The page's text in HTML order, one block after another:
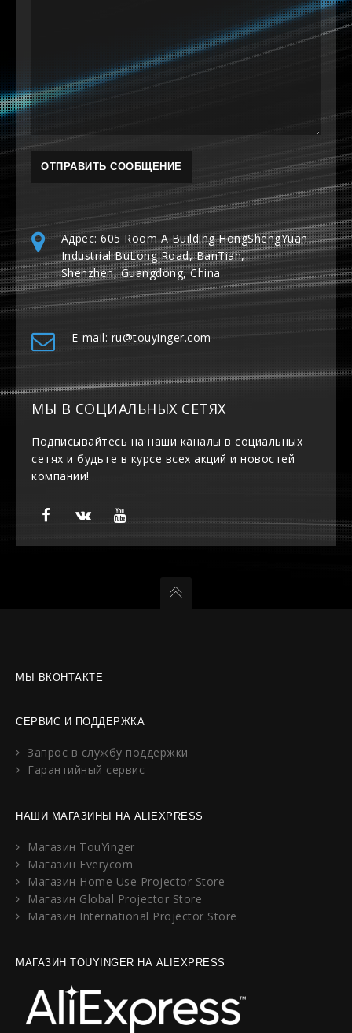
Адрес: 605 Room A Building HongShengYuan
Industrial BuLong Road, BanTian,
Shenzhen, Guangdong, China
E-mail: ru@touyinger.com
МЫ В СОЦИАЛЬНЫХ СЕТЯХ
Подписывайтесь на наши каналы в социальных
сетях и будьте в курсе всех акций и новостей
компании!
МЫ ВКОНТАКТЕ
СЕРВИС И ПОДДЕРЖКА
Запрос в службу поддержки
Гарантийный сервис
НАШИ МАГАЗИНЫ НА ALIEXPRESS
Магазин TouYinger
Магазин Everycom
Магазин Home Use Projector Store
Магазин Global Projector Store
Магазин International Projector Store
МАГАЗИН TOUYINGER НА ALIEXPRESS